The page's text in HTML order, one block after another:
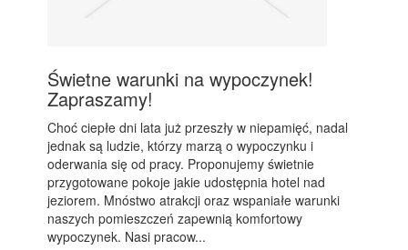
Świetne warunki na wypoczynek!
Zapraszamy!
Choć ciepłe dni lata już przeszły w niepamięć, nadal
jednak są ludzie, którzy marzą o wypoczynku i
oderwania się od pracy. Proponujemy świetnie
przygotowane pokoje jakie udostępnia hotel nad
jeziorem. Mnóstwo atrakcji oraz wspaniałe warunki
naszych pomieszczeń zapewnią komfortowy
wypoczynek. Nasi pracow...